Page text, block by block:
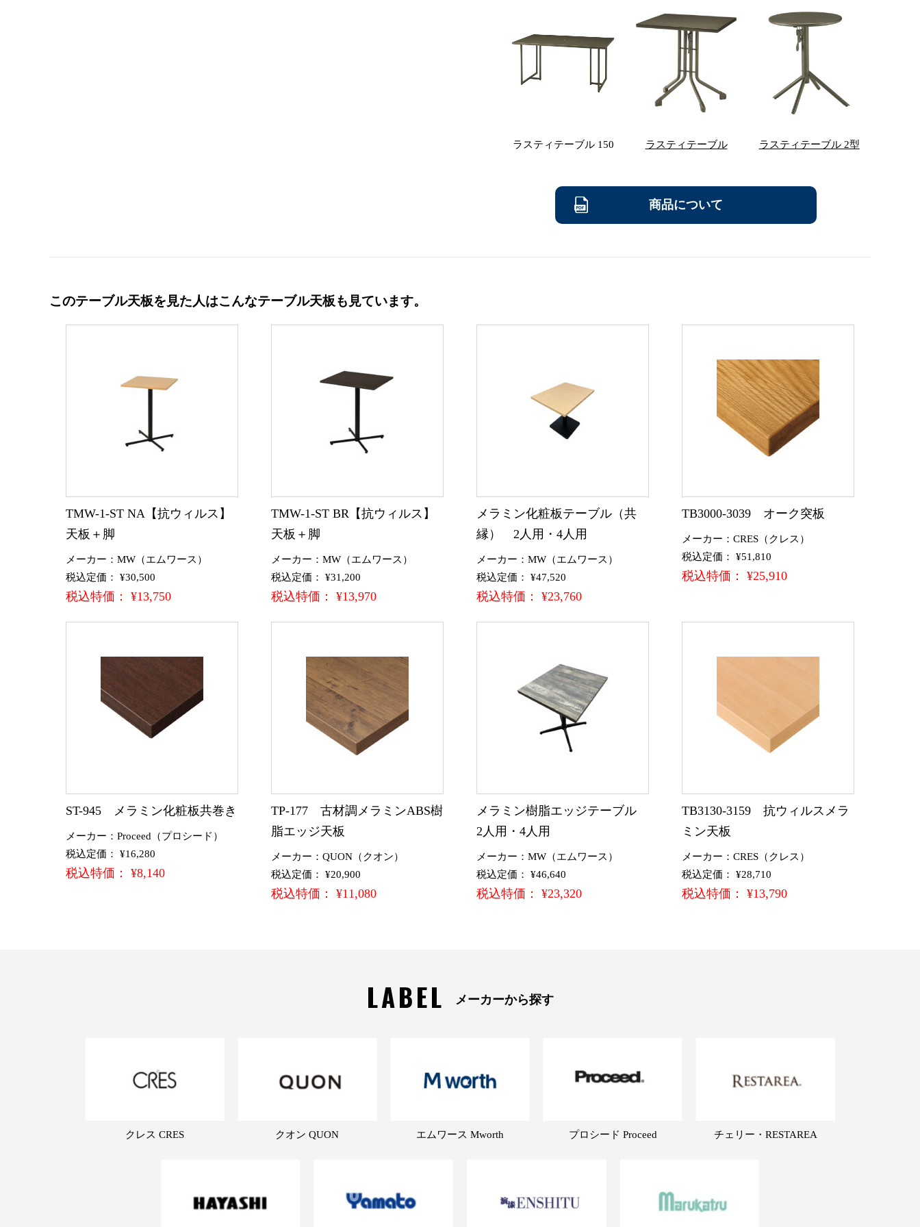
ラスティテーブル 150 ラスティテーブル ラスティテーブル 2型
商品について
このテーブル天板を見た人はこんなテーブル天板も見ています。
TMW-1-ST NA【抗ウィルス】
天板＋脚
メーカー：MW（エムワース）
税込定価： ¥30,500
税込特価： ¥13,750
TMW-1-ST BR【抗ウィルス】
天板＋脚
メーカー：MW（エムワース）
税込定価： ¥31,200
税込特価： ¥13,970
メラミン化粧板テーブル（共
縁） 2人用・4人用
メーカー：MW（エムワース）
税込定価： ¥47,520
税込特価： ¥23,760
TB3000-3039 オーク突板
メーカー：CRES（クレス）
税込定価： ¥51,810
税込特価： ¥25,910
ST-945 メラミン化粧板共巻き
メーカー：Proceed（プロシード）
税込定価： ¥16,280
税込特価： ¥8,140
TP-177 古材調メラミンABS樹
脂エッジ天板
メーカー：QUON（クオン）
税込定価： ¥20,900
税込特価： ¥11,080
メラミン樹脂エッジテーブル
2人用・4人用
メーカー：MW（エムワース）
税込定価： ¥46,640
税込特価： ¥23,320
TB3130-3159 抗ウィルスメラ
ミン天板
メーカー：CRES（クレス）
税込定価： ¥28,710
税込特価： ¥13,790
LABEL メーカーから探す
クレス CRES クオン QUON エムワース Mworth プロシード Proceed チェリー・RESTAREA